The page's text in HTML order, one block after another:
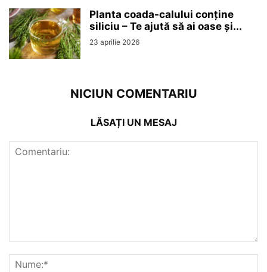
Planta coada-calului conține
siliciu – Te ajută să ai oase și...
23 aprilie 2026
NICIUN COMENTARIU
LĂSAȚI UN MESAJ